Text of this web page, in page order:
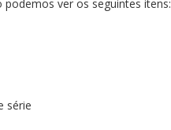
podemos ver os seguintes itens:
série